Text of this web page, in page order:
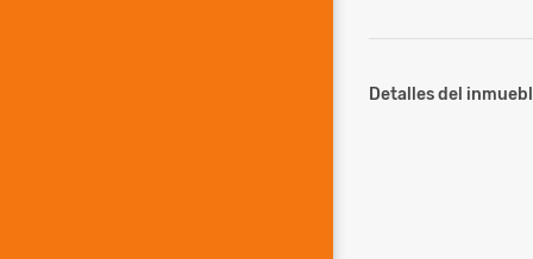
Detalles del